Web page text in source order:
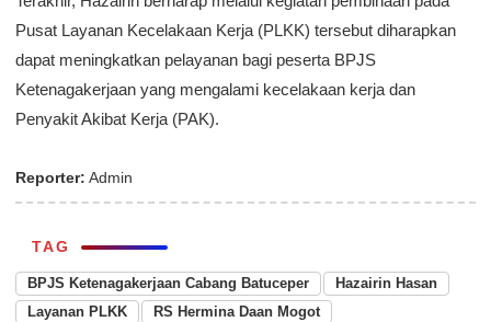
Pusat Layanan Kecelakaan Kerja (PLKK) tersebut diharapkan
dapat meningkatkan pelayanan bagi peserta BPJS
Ketenagakerjaan yang mengalami kecelakaan kerja dan
Penyakit Akibat Kerja (PAK).
Reporter: Admin
TAG
BPJS Ketenagakerjaan Cabang Batuceper
Hazairin Hasan
Layanan PLKK
RS Hermina Daan Mogot